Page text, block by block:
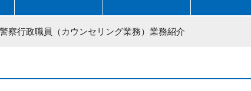
察行政職員（カウンセリング業務）業務紹介